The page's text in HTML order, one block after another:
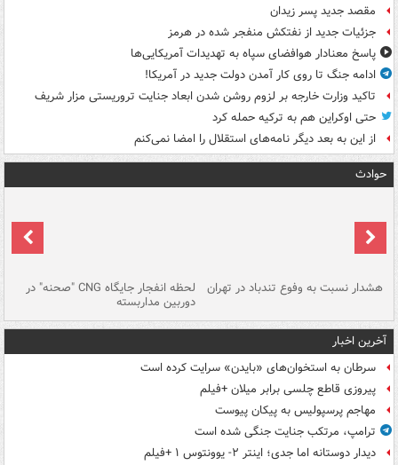
مقصد جدید پسر زیدان
جزئیات جدید از نفتکش منفجر شده در هرمز
پاسخ معنادار هوافضای سپاه به تهدیدات آمریکایی‌ها
ادامه جنگ تا روی کار آمدن دولت جدید در آمریکا!
تاکید وزارت خارجه بر لزوم روشن شدن ابعاد جنایت تروریستی مزار شریف
حتی اوکراین هم به ترکیه حمله کرد
از این به بعد دیگر نامه‌های استقلال را امضا نمی‌کنم
حوادث
هشدار نسبت به وفوع تندباد در تهران لحظه انفجار جایگاه CNG "صحنه" در
دوربین مداربسته
آخرین اخبار
سرطان به استخوان‌های «بایدن» سرایت کرده است
پیروزی قاطع چلسی برابر میلان +فیلم
مهاجم پرسپولیس به پیکان پیوست
ترامپ، مرتکب جنایت جنگی شده است
دیدار دوستانه اما جدی؛ اینتر ۲- یوونتوس ۱ +فیلم